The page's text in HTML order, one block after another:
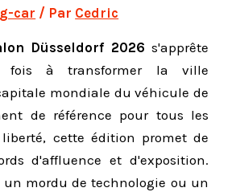
car / Par Cedric
Düsseldorf 2026 s'apprête
fois à transformer la ville
mondiale du véhicule de
de référence pour tous les
cette édition promet de
d'affluence et d'exposition.
un mordu de technologie ou un